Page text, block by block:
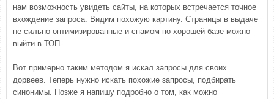
нам возможность увидеть сайты, на которых встречается точное
вхождение запроса. Видим похожую картину. Страницы в выдаче
не сильно оптимизированные и спамом по хорошей базе можно
выйти в ТОП.
Вот примерно таким методом я искал запросы для своих
дорвеев. Теперь нужно искать похожие запросы, подбирать
синонимы. Позже я напишу подробно о том, как можно